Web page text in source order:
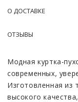
О ДОСТАВКЕ
ОТЗЫВЫ
Модная куртка-
современных,
Изготовленная из
высокого